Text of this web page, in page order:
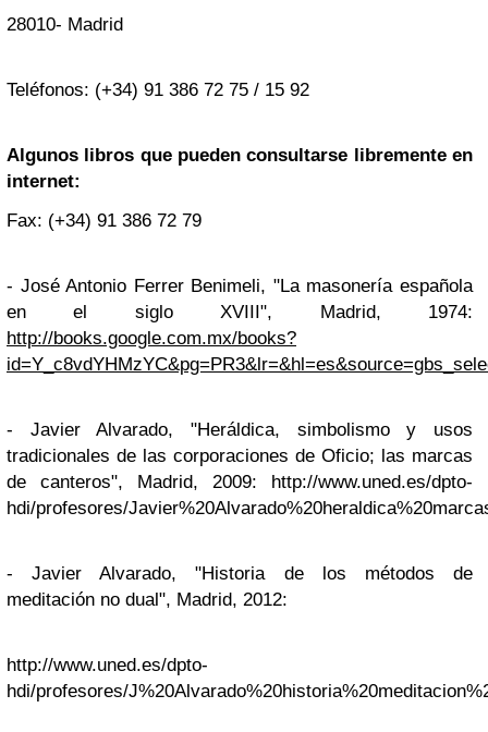
28010- Madrid
Teléfonos: (+34) 91 386 72 75 / 15 92
Algunos libros que pueden consultarse libremente en
internet:
Fax: (+34) 91 386 72 79
- José Antonio Ferrer Benimeli, "La masonería española
en el siglo XVIII", Madrid, 1974:
http://books.google.com.mx/books?
- Javier Alvarado, "Heráldica, simbolismo y usos
tradicionales de las corporaciones de Oficio; las marcas
de canteros", Madrid, 2009: http://www.uned.es/dpto-
hdi/profesores/
- Javier Alvarado, "Historia de los métodos de
meditación no dual", Madrid, 2012:
http://www.uned.es/dpto-
hdi/profesores/